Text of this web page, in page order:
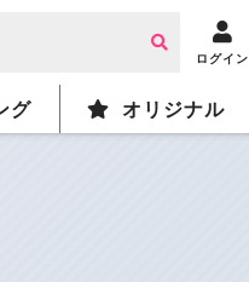
ログイン
グ オリジナル